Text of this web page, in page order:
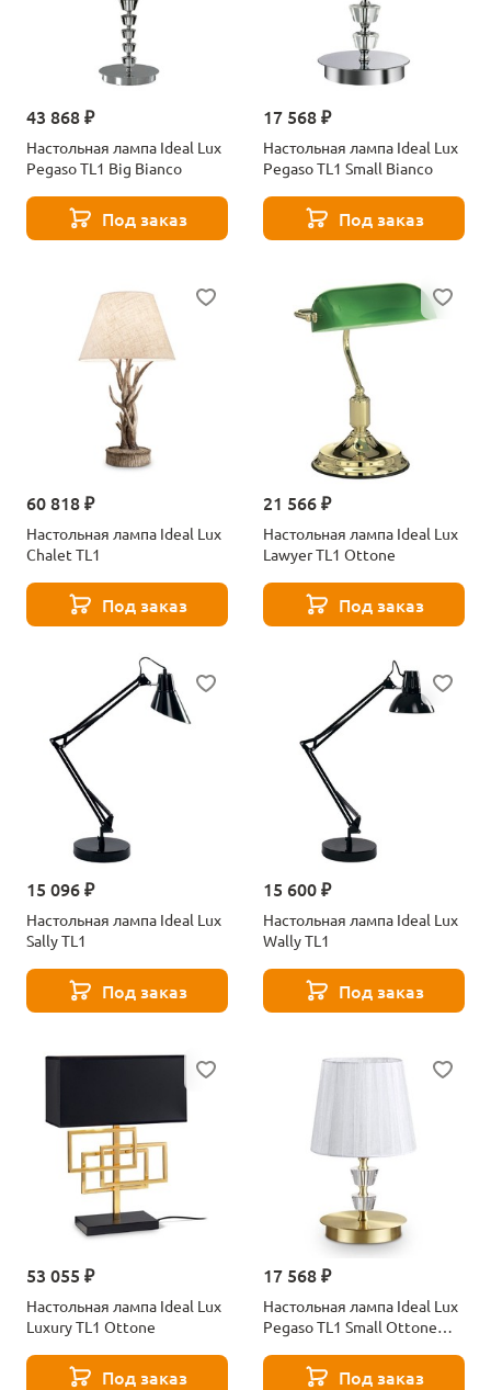
43 868 ₽
Настольная лампа Ideal Lux
Pegaso TL1 Big Bianco
Под заказ
17 568 ₽
Настольная лампа Ideal Lux
Pegaso TL1 Small Bianco
Под заказ
60 818 ₽
Настольная лампа Ideal Lux
Chalet TL1
Под заказ
21 566 ₽
Настольная лампа Ideal Lux
Lawyer TL1 Ottone
Под заказ
15 096 ₽
Настольная лампа Ideal Lux
Sally TL1
Под заказ
15 600 ₽
Настольная лампа Ideal Lux
Wally TL1
Под заказ
53 055 ₽
Настольная лампа Ideal Lux
Luxury TL1 Ottone
Под заказ
17 568 ₽
Настольная лампа Ideal Lux
Pegaso TL1 Small Ottone
Под заказ